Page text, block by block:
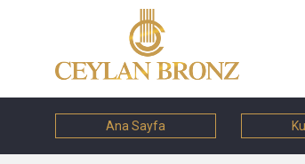
Ana Sayfa